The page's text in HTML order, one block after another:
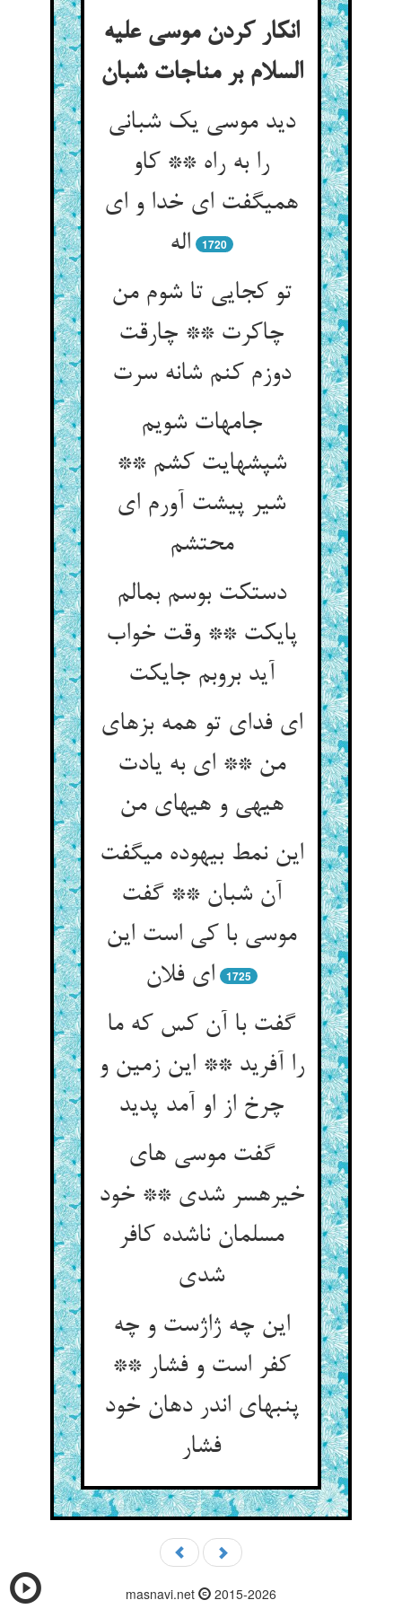
انکار کردن موسی علیه
السلام بر مناجات شبان‏
دید موسی یک شبانی
را به راه ** کاو
همی‏گفت ای خدا و ای
اله‏
1720
تو کجایی تا شوم من
چاکرت ** چارقت
دوزم کنم شانه سرت‏
جامه‏ات شویم
شپشهایت کشم **
شیر پیشت آورم ای
محتشم‏
دستکت بوسم بمالم
پایکت ** وقت خواب
آید بروبم جایکت‏
ای فدای تو همه بزهای
من ** ای به یادت
هیهی و هیهای من‏
این نمط بی‏هوده می‏گفت
آن شبان ** گفت
موسی با کی است این
ای فلان‏
1725
گفت با آن کس که ما
را آفرید ** این زمین و
چرخ از او آمد پدید
گفت موسی های
خیره‏سر شدی ** خود
مسلمان ناشده کافر
شدی‏
این چه ژاژست و چه
کفر است و فشار **
پنبه‏ای اندر دهان خود
فشار
masnavi.net 2015-2026